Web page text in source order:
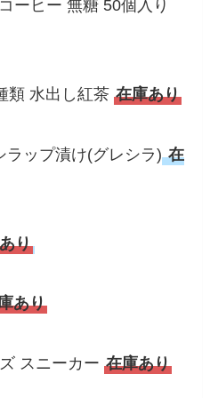
ーヒー 無糖 50個入り
類 水出し紅茶在庫あり
ラップ漬け(グレシラ)在
り
あり
スニーカー在庫あり